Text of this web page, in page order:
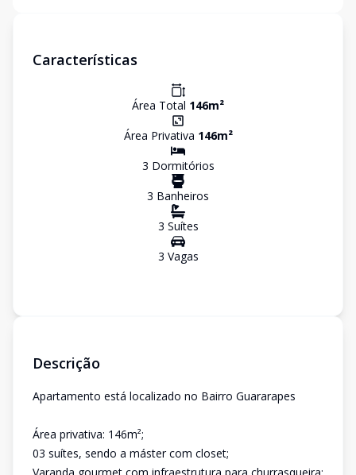
Características
Área Total 146m²
Área Privativa 146m²
3 Dormitórios
3 Banheiros
3 Suítes
3 Vagas
Descrição
Apartamento está localizado no Bairro Guararapes
Área privativa: 146m²;
03 suítes, sendo a máster com closet;